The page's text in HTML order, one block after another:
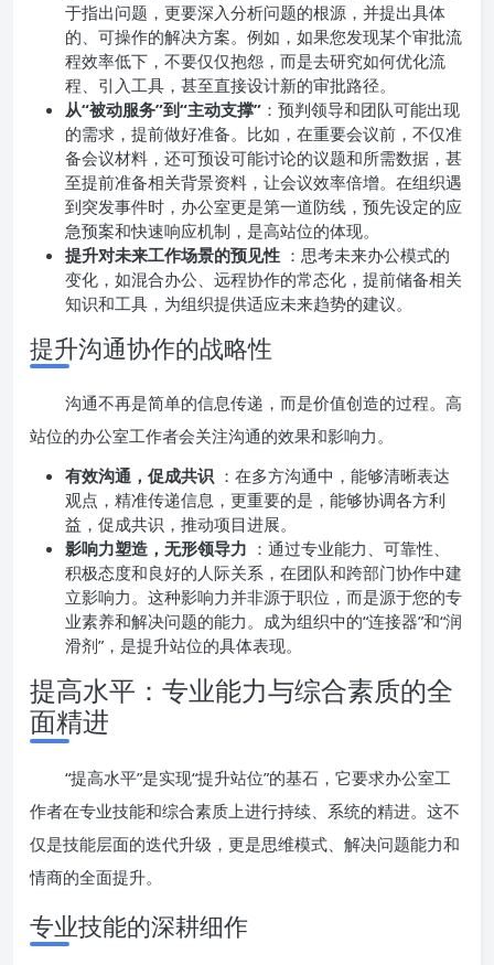
于指出问题，更要深入分析问题的根源，并提出具体
的、可操作的解决方案。例如，如果您发现某个审批流
程效率低下，不要仅仅抱怨，而是去研究如何优化流
程、引入工具，甚至直接设计新的审批路径。
从“被动服务”到“主动支撑” ：预判领导和团队可能出现
的需求，提前做好准备。比如，在重要会议前，不仅准
备会议材料，还可预设可能讨论的议题和所需数据，甚
至提前准备相关背景资料，让会议效率倍增。在组织遇
到突发事件时，办公室更是第一道防线，预先设定的应
急预案和快速响应机制，是高站位的体现。
提升对未来工作场景的预见性 ：思考未来办公模式的
变化，如混合办公、远程协作的常态化，提前储备相关
知识和工具，为组织提供适应未来趋势的建议。
提升沟通协作的战略性
沟通不再是简单的信息传递，而是价值创造的过程。高
站位的办公室工作者会关注沟通的效果和影响力。
有效沟通，促成共识 ：在多方沟通中，能够清晰表达
观点，精准传递信息，更重要的是，能够协调各方利
益，促成共识，推动项目进展。
影响力塑造，无形领导力 ：通过专业能力、可靠性、
积极态度和良好的人际关系，在团队和跨部门协作中建
立影响力。这种影响力并非源于职位，而是源于您的专
业素养和解决问题的能力。成为组织中的“连接器”和“润
滑剂”，是提升站位的具体表现。
提高水平：专业能力与综合素质的全
面精进
“提高水平”是实现“提升站位”的基石，它要求办公室工
作者在专业技能和综合素质上进行持续、系统的精进。这不
仅是技能层面的迭代升级，更是思维模式、解决问题能力和
情商的全面提升。
专业技能的深耕细作